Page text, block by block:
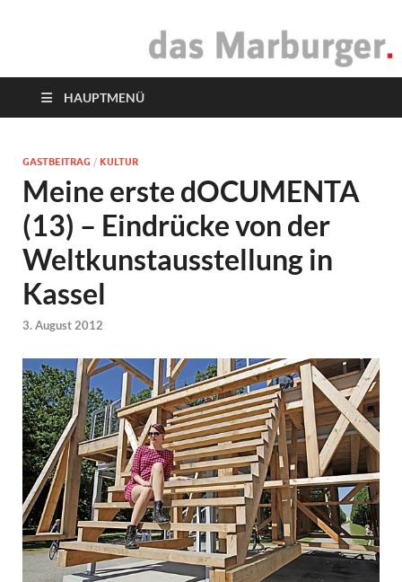
das Marburger.
HAUPTMENÜ
GASTBEITRAG / KULTUR
Meine erste dOCUMENTA
(13) – Eindrücke von der
Weltkunstausstellung in
Kassel
3. August 2012